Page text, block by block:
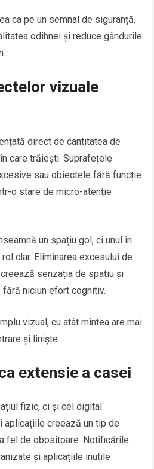
ca pe un semnal de siguranță,
odihnei și reduce gândurile
vizuale
direct de cantitatea de
care trăiești. Suprafețele
sau obiectele fără funcție
o stare de micro-atenție
un spațiu gol, ci unul în
clar. Eliminarea excesului de
senzația de spațiu și
niciun efort cognitiv.
vizual, cu atât mintea are mai
și liniște.
extensie a casei
fizic, ci și cel digital.
aplicațiile creează un tip de
fel de obositoare. Notificările
și aplicațiile inutile